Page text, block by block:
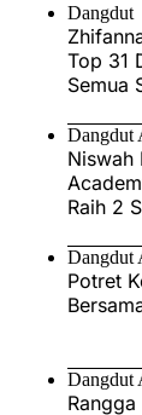
Dangdut
Top 31
Semua
Dangdut
Niswah
Raih 2
Dangdut
Potret
Dangdut